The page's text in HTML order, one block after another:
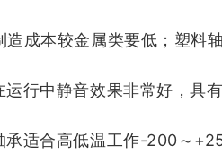
造成本较金属类要低；塑料
行中静音效果非常好，具
承适合高低温工作-200～